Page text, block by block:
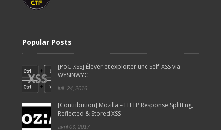
Popular Posts
[PoC-XSS] Élever et exploiter une Self-XSS via
WYSINWYC
juil. 24, 2016
[Contribution] Mozilla – HTTP Response Splitting,
Reflected & Stored XSS
avril 03, 2017